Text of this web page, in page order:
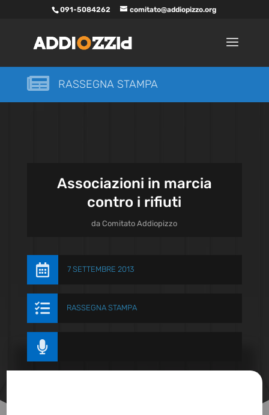
091-5084262 comitato@addiopizzo.org
 RASSEGNA STAMPA
Associazioni in marcia
contro i rifiuti
daComitato Addiopizzo
 7 SETTEMBRE 2013
 RASSEGNA STAMPA
